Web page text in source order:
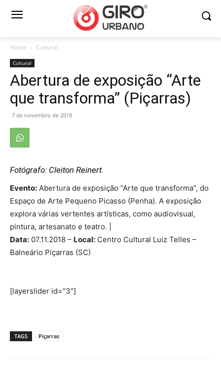
Home Cultural
Cultural
Abertura de exposição “Arte
que transforma” (Piçarras)
7 de novembro de 2018
Fotógrafo: Cleiton Reinert.
Evento: Abertura de exposição “Arte que transforma”, do
Espaço de Arte Pequeno Picasso (Penha). A exposição
explora várias vertentes artísticas, como audiovisual,
pintura, artesanato e teatro. |
Data: 07.11.2018 – Local: Centro Cultural Luiz Telles –
Balneário Piçarras (SC)
[layerslider id=”3″]
TAGS Piçarras